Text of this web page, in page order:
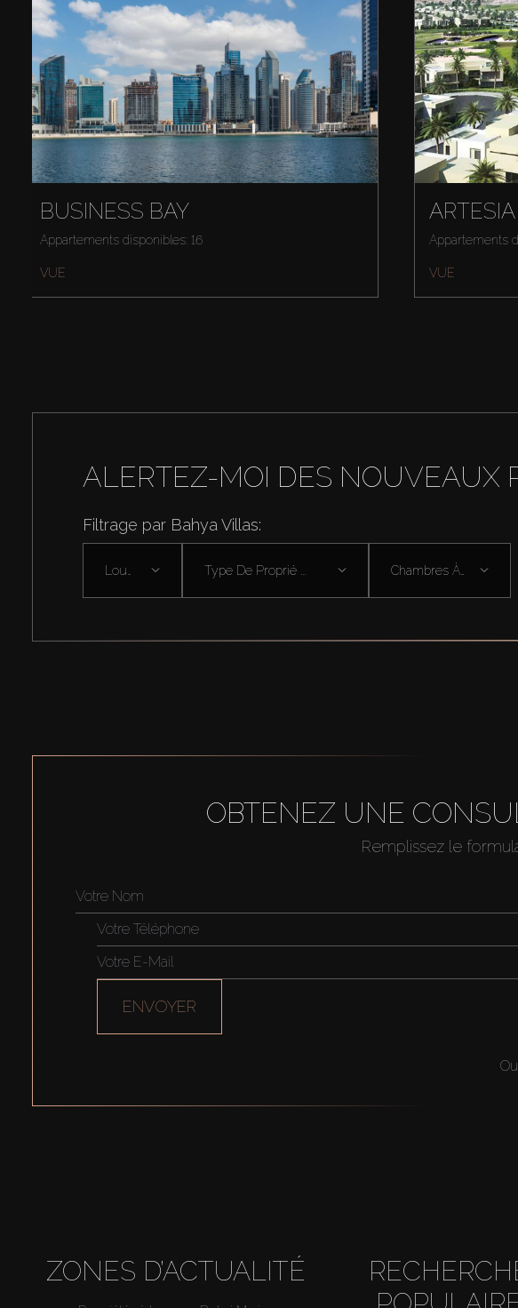
BUSINESS BAY
Appartements disponibles: 16
VUE
ARTESIA
Appartements
VUE
ALERTEZ-MOI DES NOUVEAUX
Filtrage par Bahya Villas:
Type De Proprié ... Chambres À Cou ...
OBTENEZ UNE
Remplissez le
ENVOYER
ZONES D’ACTUALITÉ